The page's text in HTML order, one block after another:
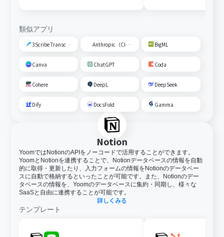
類似アプリ
3Scribe Transcription Anthropic（Claude） BigML
Canva ChatGPT Coda
Cohere DeepL DeepSeek
Dify DocsFold Gamma
Notion
YoomではNotionのAPIをノーコードで活用することができます。
YoomとNotionを連携することで、Notionデータベースの情報を自動
的に取得・更新したり、入力フォームの情報をNotionのデータベー
スに自動で格納するといったことが可能です。また、Notionのデー
タベースの情報を、Yoomのデータベースに集約・同期し、様々な
SaaSと自由に連携することが可能です。
詳しくみる
テンプレート